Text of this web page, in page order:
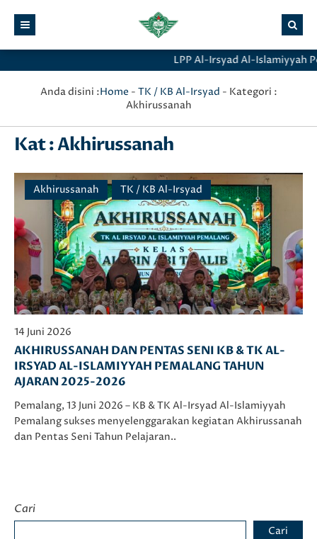
LPP Al-Irsyad Al-Islamiyyah
Anda disini :Home - TK / KB Al-Irsyad - Kategori :
Akhirussanah
Kat : Akhirussanah
Akhirussanah TK / KB Al-Irsyad
14 Juni 2026
AKHIRUSSANAH DAN PENTAS SENI KB & TK AL-
IRSYAD AL-ISLAMIYYAH PEMALANG TAHUN
AJARAN 2025-2026
Pemalang, 13 Juni 2026 – KB & TK Al-Irsyad Al-Islamiyyah
Pemalang sukses menyelenggarakan kegiatan Akhirussanah
dan Pentas Seni Tahun Pelajaran..
Cari
Cari